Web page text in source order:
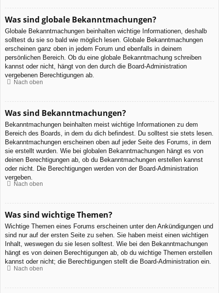
Was sind globale Bekanntmachungen?
Globale Bekanntmachungen beinhalten wichtige Informationen, deshalb
solltest du sie so bald wie möglich lesen. Globale Bekanntmachungen
erscheinen ganz oben in jedem Forum und ebenfalls in deinem
persönlichen Bereich. Ob du eine globale Bekanntmachung schreiben
kannst oder nicht, hängt von den durch die Board-Administration
vergebenen Berechtigungen ab.
Nach oben
Was sind Bekanntmachungen?
Bekanntmachungen beinhalten meist wichtige Informationen zu dem
Bereich des Boards, in dem du dich befindest. Du solltest sie stets lesen.
Bekanntmachungen erscheinen oben auf jeder Seite des Forums, in dem
sie erstellt wurden. Wie bei globalen Bekanntmachungen hängt es von
deinen Berechtigungen ab, ob du Bekanntmachungen erstellen kannst
oder nicht. Die Berechtigungen werden von der Board-Administration
vergeben.
Nach oben
Was sind wichtige Themen?
Wichtige Themen eines Forums erscheinen unter den Ankündigungen und
sind nur auf der ersten Seite zu sehen. Sie haben meist einen wichtigen
Inhalt, weswegen du sie lesen solltest. Wie bei den Bekanntmachungen
hängt es von deinen Berechtigungen ab, ob du wichtige Themen erstellen
kannst oder nicht; die Berechtigungen stellt die Board-Administration ein.
Nach oben